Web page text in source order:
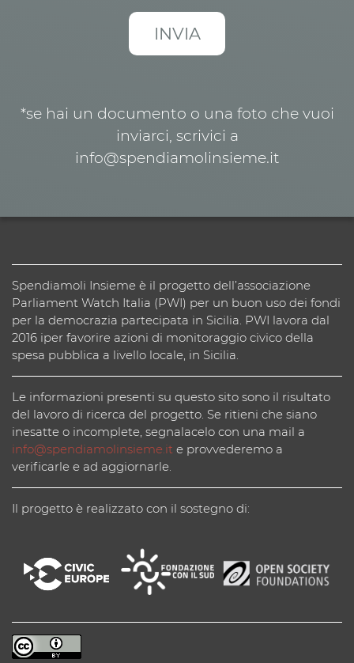
*se hai un documento o una foto che vuoi
inviarci, scrivici a
info@spendiamolinsieme.it
Spendiamoli Insieme è il progetto dell’associazione
Parliament Watch Italia (PWI) per un buon uso dei fondi
per la democrazia partecipata in Sicilia. PWI lavora dal
2016 iper favorire azioni di monitoraggio civico della
spesa pubblica a livello locale, in Sicilia.
Le informazioni presenti su questo sito sono il risultato
del lavoro di ricerca del progetto. Se ritieni che siano
inesatte o incomplete, segnalacelo con una mail a
info@spendiamolinsieme.it e provvederemo a
verificarle e ad aggiornarle.
Il progetto è realizzato con il sostegno di: